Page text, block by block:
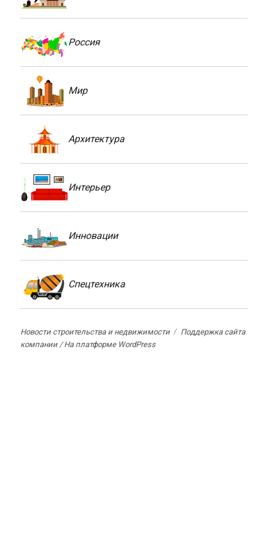
Россия
Мир
Архитектура
Интерьер
Инновации
Спецтехника
Новости строительства и недвижимости
Поддержка сайта
компании /На платформе WordPress